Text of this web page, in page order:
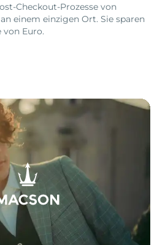
Checkout-Prozesse von
einem einzigen Ort. Sie sparen
von Euro.